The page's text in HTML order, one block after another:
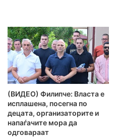
(ВИДЕО) Филипче: Власта е
исплашена, посегна по
децата, организаторите и
напаѓачите мора да
одговараат